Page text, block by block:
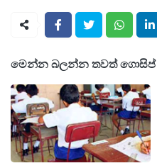
ලෝක වෙළඳපොළේ රන්
යෑමක් දක්වමින්
එමෙන්ම අද දිනයේ
300,600 ක් වන බව
මෙන්න බලන්න තවත් ගොසිප්